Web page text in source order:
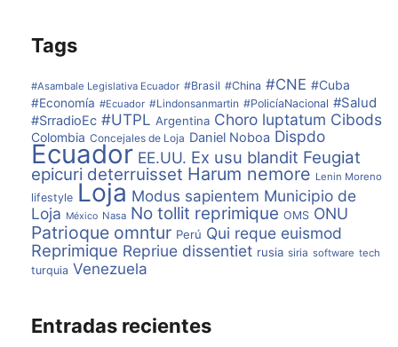
Tags
#Asambale Legislativa Ecuador #Brasil #China #CNE #Cuba
#Economía #Ecuador #Lindonsanmartin #PolicíaNacional #Salud
#SrradioEc #UTPL Argentina Choro luptatum Cibods
Colombia Concejales de Loja Daniel Noboa Dispdo
Ecuador EE.UU. Ex usu blandit Feugiat
epicuri deterruisset Harum nemore Lenin Moreno
lifestyle Loja Modus sapientem Municipio de
Loja México Nasa No tollit reprimique OMS ONU
Patrioque omntur Perú Qui reque euismod
Reprimique Repriue dissentiet rusia siria software tech
turquia Venezuela
Entradas recientes